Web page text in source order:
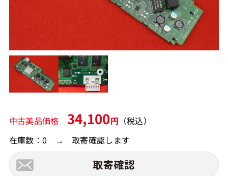
中古美品価格 34,100円 （税込）
在庫数：0 → 取寄確認します